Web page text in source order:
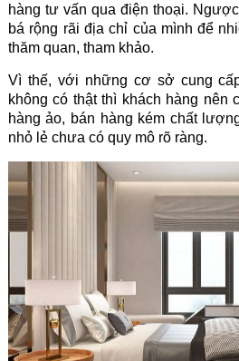
hàng tư vấn qua điện thoại.
bá rộng rãi địa chỉ của mình để
thăm quan, tham khảo.
Vì thế, với những cơ sở cung
không có thật thì khách hàng nên
hàng ảo, bán hàng kém chất
nhỏ lẻ chưa có quy mô rõ ràng.